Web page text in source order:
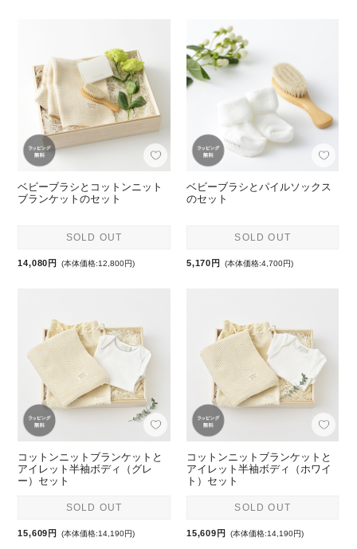
ベビーブラシとコットンニット
ブランケットのセット
SOLD OUT
14,080円 (本体価格:12,800円)
ベビーブラシとパイルソックス
のセット
SOLD OUT
5,170円 (本体価格:4,700円)
コットンニットブランケットと
アイレット半袖ボディ（グレ
ー）セット
SOLD OUT
15,609円 (本体価格:14,190円)
コットンニットブランケットと
アイレット半袖ボディ（ホワイ
ト）セット
SOLD OUT
15,609円 (本体価格:14,190円)